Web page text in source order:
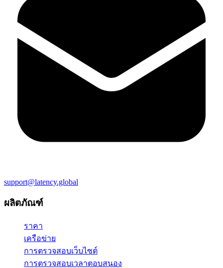
support@latency.global
ผลิตภัณฑ์
ราคา
เครือข่าย
การตรวจสอบเว็บไซต์
การตรวจสอบเวลาตอบสนอง